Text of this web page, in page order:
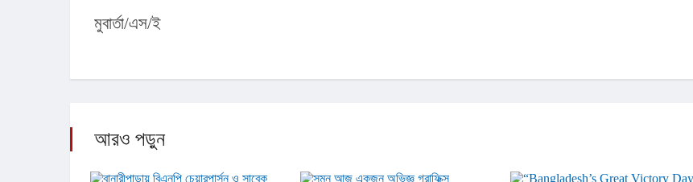
মুবার্তা/এস/ই
আরও পড়ুন